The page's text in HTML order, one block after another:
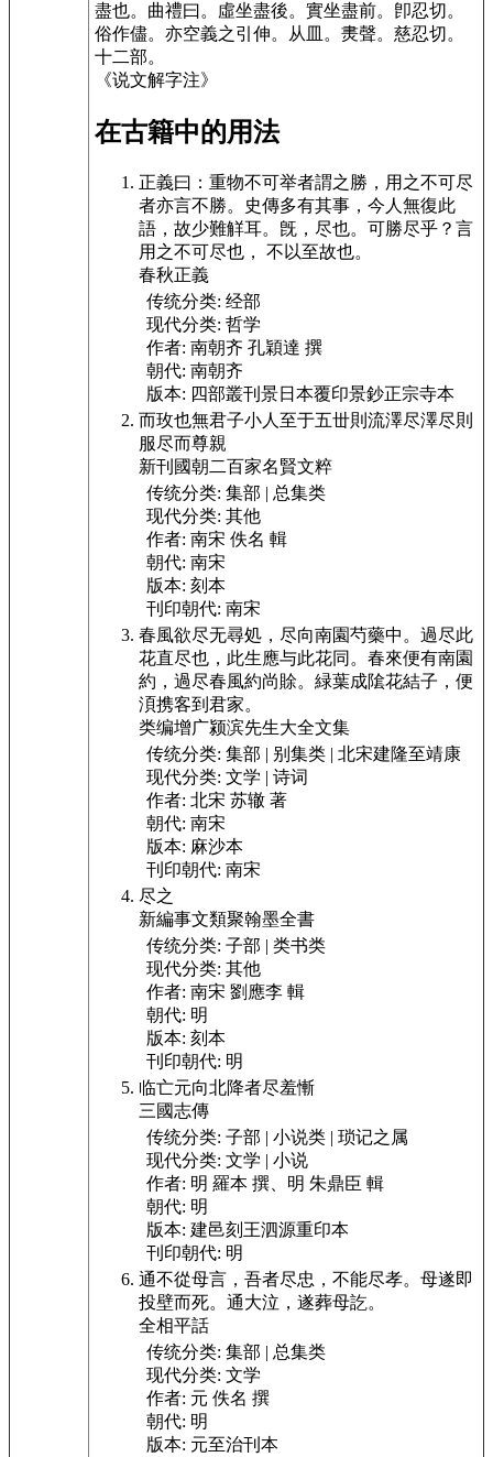
盡也。曲禮曰。虛坐盡後。實坐盡前。卽忍切。
俗作儘。亦空義之引伸。
从皿。㶳聲。 慈忍切。
十二部。
《说文解字注》
在古籍中的用法
正義曰：重物不可举者謂之勝，用之不可尽
者亦言不勝。史傳多有其事，今人無復此
語， 故少難觧耳。旣，尽也。可勝尽乎？言
用之不可尽也， 不以至故也。
春秋正義
传统分类: 经部
现代分类: 哲学
作者: 南朝齐 孔穎達 撰
朝代: 南朝齐
版本: 四部叢刊景日本覆印景鈔正宗寺本
而玫也無君子小人至于五丗則流澤尽澤尽則
服尽而尊親
新刊國朝二百家名賢文粹
传统分类: 集部 | 总集类
现代分类: 其他
作者: 南宋 佚名 輯
朝代: 南宋
版本: 刻本
刊印朝代: 南宋
春風欲尽无尋処，尽向南園芍藥中。過尽此
花直尽也，此生應与此花同。春來便有南園
約，過尽春風約尚賖。緑葉成隂花結子，便
湏携客到君家。
类编增广颍滨先生大全文集
传统分类: 集部 | 别集类 | 北宋建隆至靖康
现代分类: 文学 | 诗词
作者: 北宋 苏辙 著
朝代: 南宋
版本: 麻沙本
刊印朝代: 南宋
尽之
新編事文類聚翰墨全書
传统分类: 子部 | 类书类
现代分类: 其他
作者: 南宋 劉應李 輯
朝代: 明
版本: 刻本
刊印朝代: 明
临亡元向北降者尽羞慚
三國志傳
传统分类: 子部 | 小说类 | 琐记之属
现代分类: 文学 | 小说
作者: 明 羅本 撰、明 朱鼎臣 輯
朝代: 明
版本: 建邑刻王泗源重印本
刊印朝代: 明
通不從母言，吾者尽忠，不能尽孝。母遂即
投壁而死。通大泣，遂葬母訖。
全相平話
传统分类: 集部 | 总集类
现代分类: 文学
作者: 元 佚名 撰
朝代: 明
版本: 元至治刊本